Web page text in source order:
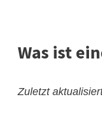
Was ist
Zuletzt